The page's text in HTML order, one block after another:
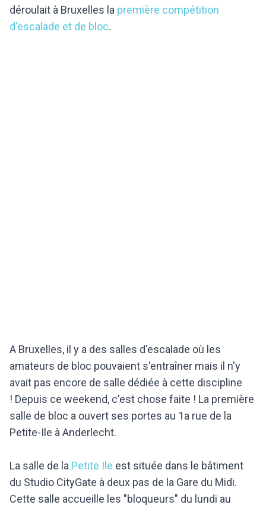
déroulait à Bruxelles la première compétition
d'escalade et de bloc.
A Bruxelles, il y a des salles d'escalade où les
amateurs de bloc pouvaient s'entraîner mais il n'y
avait pas encore de salle dédiée à cette discipline
! Depuis ce weekend, c'est chose faite ! La première
salle de bloc a ouvert ses portes au 1a rue de la
Petite-Ile à Anderlecht.
La salle de la Petite Ile est située dans le bâtiment
du Studio CityGate à deux pas de la Gare du Midi.
Cette salle accueille les "bloqueurs" du lundi au